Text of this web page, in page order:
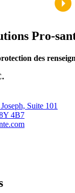
Pro-
des
Suite 101
4B7